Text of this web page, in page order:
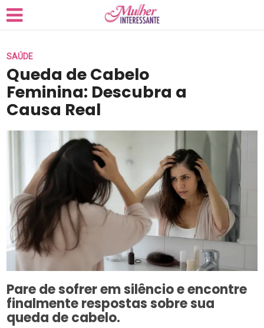
SAÚDE
Queda de Cabelo
Feminina: Descubra a
Causa Real
Pare de sofrer em silêncio e encontre
finalmente respostas sobre sua
queda de cabelo.